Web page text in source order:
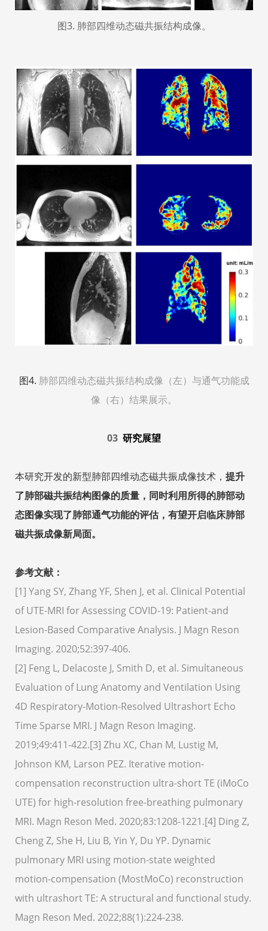
图3. 肺部四维动态磁共振结构成像。
图4. 肺部四维动态磁共振结构成像（左）与通气功能成
像（右）结果展示。
03 研究展望
本研究开发的新型肺部四维动态磁共振成像技术， 提升
了肺部磁共振结构图像的质量，同时利用所得的肺部动
态图像实现了肺部通气功能的评估， 有望开启临床肺部
磁共振成像新局面。
参考文献：
[1] Yang SY, Zhang YF, Shen J, et al. Clinical Potential
of UTE-MRI for Assessing COVID-19: Patient-and
Lesion-Based Comparative Analysis. J Magn Reson
Imaging. 2020;52:397-406.
[2] Feng L, Delacoste J, Smith D, et al. Simultaneous
Evaluation of Lung Anatomy and Ventilation Using
4D Respiratory-Motion-Resolved Ultrashort Echo
Time Sparse MRI. J Magn Reson Imaging.
2019;49:411-422.[3] Zhu XC, Chan M, Lustig M,
Johnson KM, Larson PEZ. Iterative motion-
compensation reconstruction ultra-short TE (iMoCo
UTE) for high-resolution free-breathing pulmonary
MRI. Magn Reson Med. 2020;83:1208-1221.[4] Ding Z,
Cheng Z, She H, Liu B, Yin Y, Du YP. Dynamic
pulmonary MRI using motion-state weighted
motion-compensation (MostMoCo) reconstruction
with ultrashort TE: A structural and functional study.
Magn Reson Med. 2022;88(1):224-238.